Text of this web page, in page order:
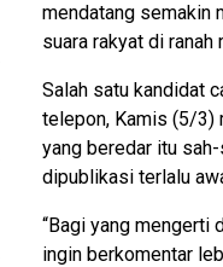
mendatang semakin
suara rakyat di ranah
Salah satu kandidat
telepon, Kamis (5/3)
yang beredar itu
dipublikasi terlalu
“Bagi yang mengerti
ingin berkomentar